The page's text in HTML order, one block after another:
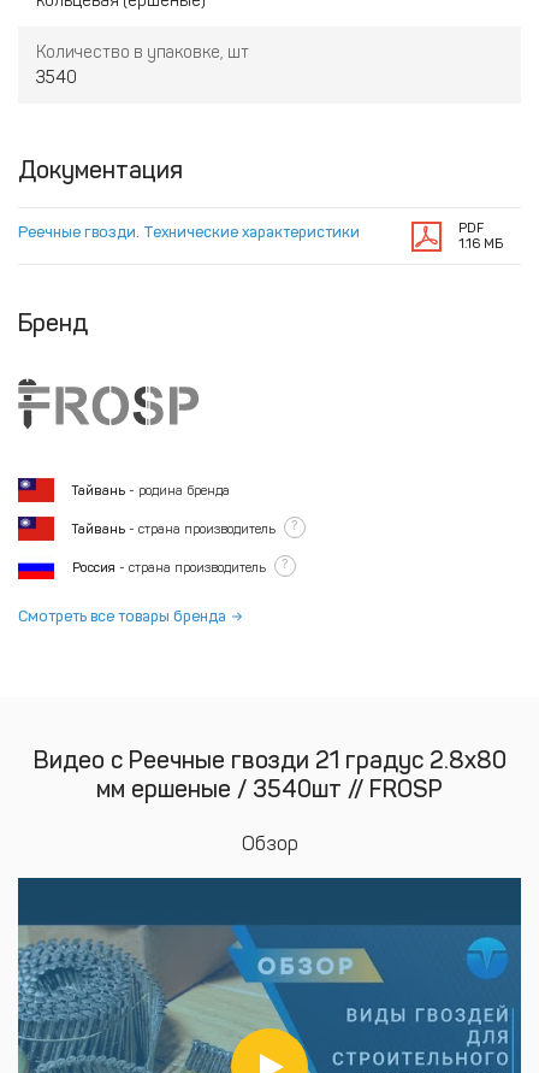
Количество в упаковке, шт
3540
Документация
Реечные гвозди. Технические характеристики
PDF
1.16 МБ
Бренд
Тайвань - родина бренда
Тайвань - страна производитель ?
Россия - страна производитель ?
Смотреть все товары бренда
Видео с Реечные гвозди 21 градус 2.8х80
мм ершеные / 3540шт // FROSP
Обзор